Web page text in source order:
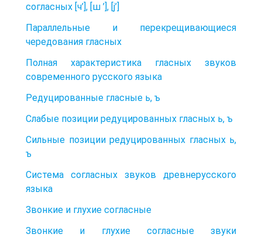
согласных [ч’], [ш ’], [j’]
Параллельные и перекрещивающиеся
чередования гласных
Полная характеристика гласных звуков
современного русского языка
Редуцированные гласные ь, ъ
Слабые позиции редуцированных гласных ь, ъ
Сильные позиции редуцированных гласных ь,
ъ
Система согласных звуков древнерусского
языка
Звонкие и глухие согласные
Звонкие и глухие согласные звуки